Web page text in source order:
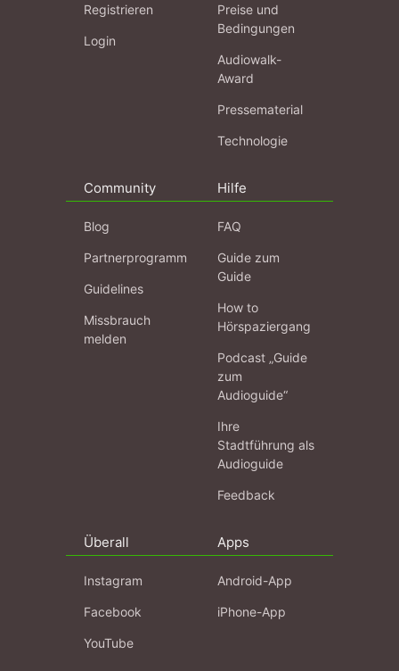
Registrieren
Login
Preise und
Bedingungen
Audiowalk-
Award
Pressematerial
Technologie
Community
Blog
Partnerprogramm
Guidelines
Missbrauch
melden
Hilfe
FAQ
Guide zum
Guide
How to
Hörspaziergang
Podcast „Guide
zum
Audioguide“
Ihre
Stadtführung als
Audioguide
Feedback
Überall
Instagram
Facebook
YouTube
Apps
Android-App
iPhone-App